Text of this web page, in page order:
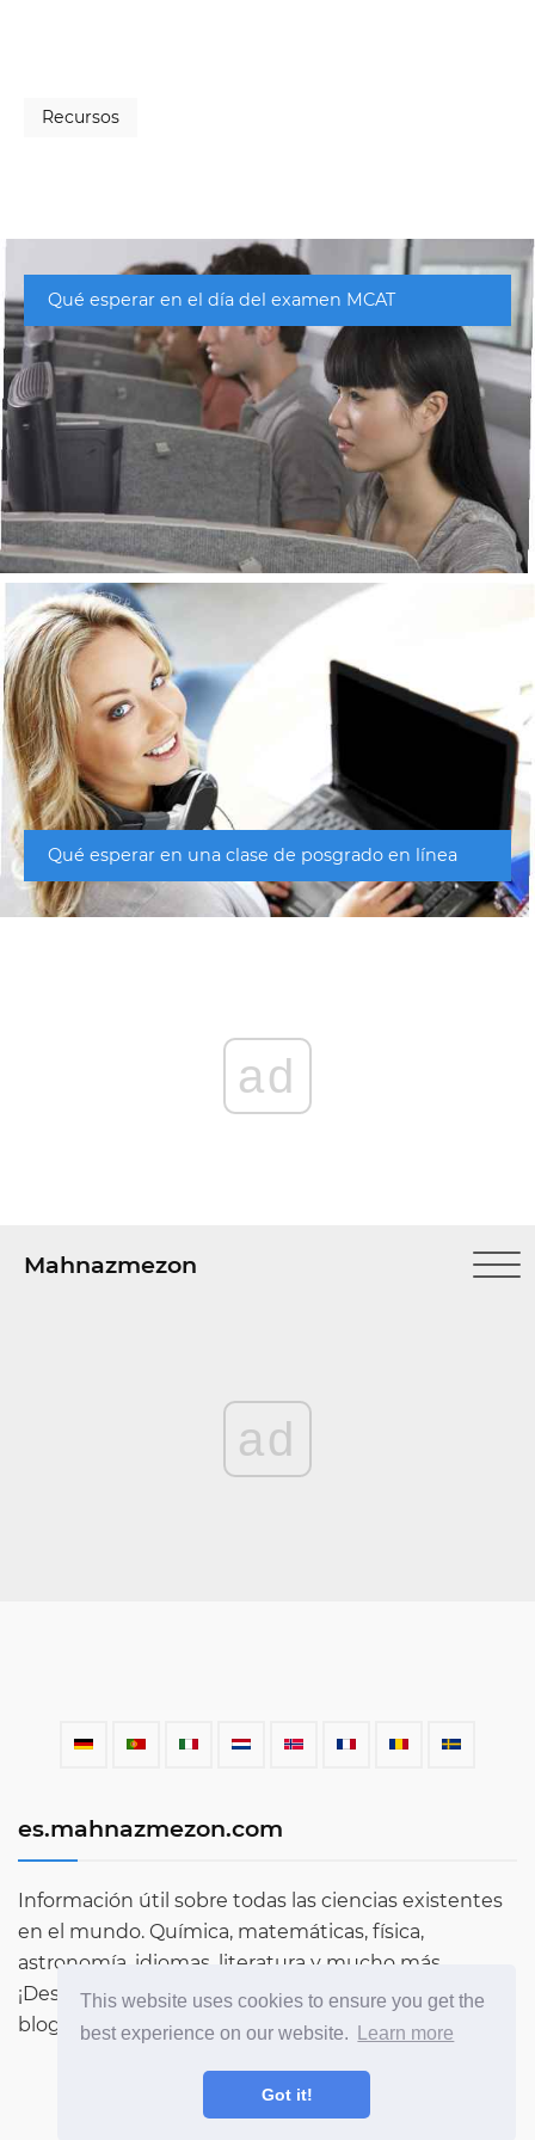
This website uses cookies to ensure you get the
best experience on our website.
Learn more
Got it!
Recursos
Qué esperar en el día del examen MCAT
Qué esperar en una clase de posgrado en línea
ad
Mahnazmezon
ad
es.mahnazmezon.com
Información útil sobre todas las ciencias existentes
en el mundo. Química, matemáticas, física,
astronomía, idiomas, literatura y mucho más.
¡Descubre más sobre el mundo a través de nuestro
blog!